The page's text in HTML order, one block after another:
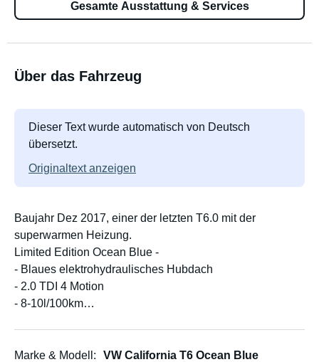
Gesamte Ausstattung & Services
Über das Fahrzeug
Dieser Text wurde automatisch von Deutsch
übersetzt.
Originaltext anzeigen
Baujahr Dez 2017, einer der letzten T6.0 mit der
superwarmen Heizung.
Limited Edition Ocean Blue -
- Blaues elektrohydraulisches Hubdach
- 2.0 TDI 4 Motion
- 8-10l/100km
- Aussendusche (kalt)
Marke & Modell
VW California T6 Ocean Blue